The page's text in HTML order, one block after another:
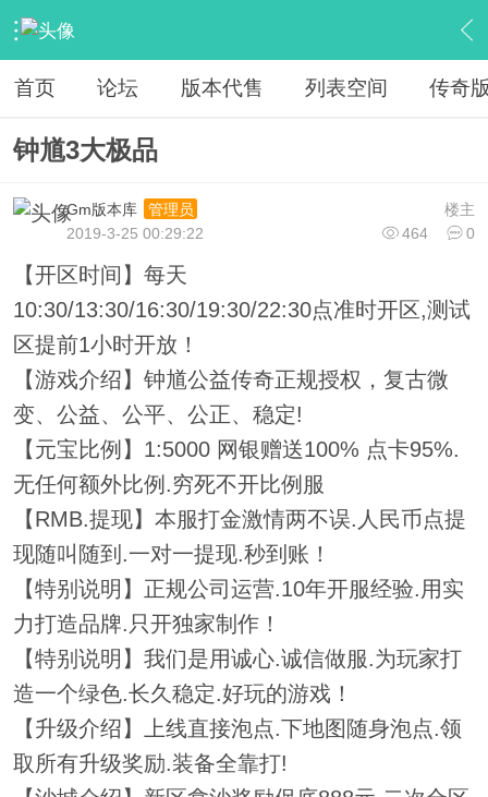
› 教程广告专区 › 广告专区 › 内容
首页 论坛 版本代售 列表空间 传奇
钟馗3大极品
楼主
Gm版本库
管理员
464
0
2019-3-25 00:29:22
【开区时间】每天
10:30/13:30/16:30/19:30/22:30点准时开区,测试
区提前1小时开放！
【游戏介绍】钟馗公益传奇正规授权，复古微
变、公益、公平、公正、稳定!
【元宝比例】1:5000 网银赠送100% 点卡95%.
无任何额外比例.穷死不开比例服
【RMB.提现】本服打金激情两不误.人民币点提
现随叫随到.一对一提现.秒到账！
【特别说明】正规公司运营.10年开服经验.用实
力打造品牌.只开独家制作！
【特别说明】我们是用诚心.诚信做服.为玩家打
造一个绿色.长久稳定.好玩的游戏！
【升级介绍】上线直接泡点.下地图随身泡点.领
取所有升级奖励.装备全靠打!